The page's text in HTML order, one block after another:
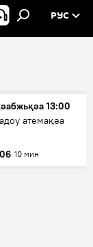
РУС
13:00
атемақәа
10 мин